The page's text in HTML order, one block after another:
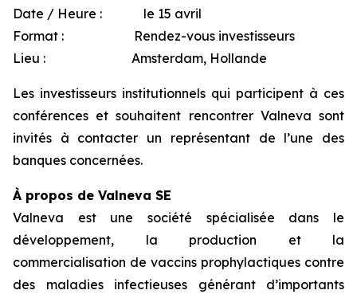
Date / Heure : le 15 avril
Format : Rendez-vous investisseurs
Lieu : Amsterdam, Hollande
Les investisseurs institutionnels qui participent à ces
conférences et souhaitent rencontrer Valneva sont
invités à contacter un représentant de l’une des
banques concernées.
À propos de Valneva SE
Valneva est une société spécialisée dans le
développement, la production et la
commercialisation de vaccins prophylactiques contre
des maladies infectieuses générant d’importants